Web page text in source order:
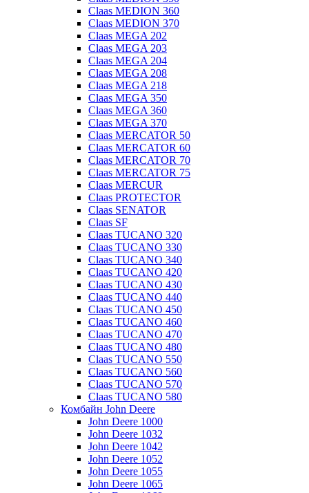
Claas MEDION 360
Claas MEDION 370
Claas MEGA 202
Claas MEGA 203
Claas MEGA 204
Claas MEGA 208
Claas MEGA 218
Claas MEGA 350
Claas MEGA 360
Claas MEGA 370
Claas MERCATOR 50
Claas MERCATOR 60
Claas MERCATOR 70
Claas MERCATOR 75
Claas MERCUR
Claas PROTECTOR
Claas SENATOR
Claas SF
Claas TUCANO 320
Claas TUCANO 330
Claas TUCANO 340
Claas TUCANO 420
Claas TUCANO 430
Claas TUCANO 440
Claas TUCANO 450
Claas TUCANO 460
Claas TUCANO 470
Claas TUCANO 480
Claas TUCANO 550
Claas TUCANO 560
Claas TUCANO 570
Claas TUCANO 580
Комбайн John Deere
John Deere 1000
John Deere 1032
John Deere 1042
John Deere 1052
John Deere 1055
John Deere 1065